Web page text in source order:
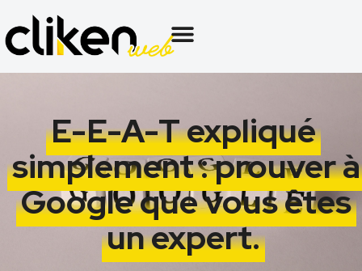
E-E-A-T expliqué
simplement : prouver à
Google que vous êtes
un expert.